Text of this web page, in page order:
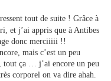
tout de suite ! Grâce à
et j’ai appris que à Antibes
donc merciiiii !!
mais c’est un peu
tout ça … j’ai encore un peu
corporel on va dire ahah.